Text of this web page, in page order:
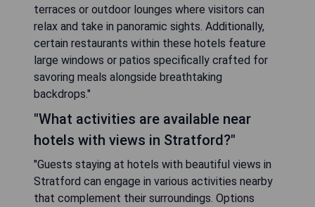
terraces or outdoor lounges where visitors can
relax and take in panoramic sights. Additionally,
certain restaurants within these hotels feature
large windows or patios specifically crafted for
savoring meals alongside breathtaking
backdrops."
"What activities are available near
hotels with views in Stratford?"
"Guests staying at hotels with beautiful views in
Stratford can engage in various activities nearby
that complement their surroundings. Options